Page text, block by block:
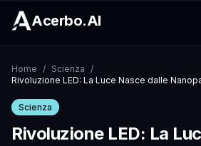
Acerbo.AI
Home / Scienza /
Rivoluzione LED: La Luce Nasce dalle
Scienza
Rivoluzione LED: La